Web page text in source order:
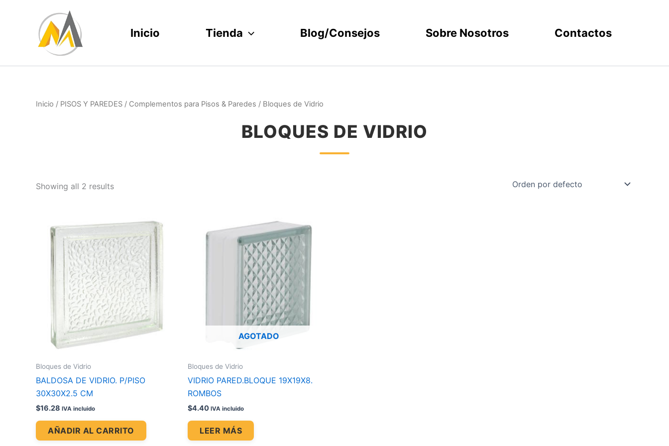
Inicio Tienda Blog/Consejos Sobre Nosotros Contactos
Inicio / PISOS Y PAREDES / Complementos para Pisos & Paredes / Bloques de Vidrio
BLOQUES DE VIDRIO
Showing all 2 results
Bloques de Vidrio
BALDOSA DE VIDRIO. P/PISO
30X30X2.5 CM
$16.28 IVA incluido
AÑADIR AL CARRITO
AGOTADO
Bloques de Vidrio
VIDRIO PARED.BLOQUE 19X19X8.
ROMBOS
$4.40 IVA incluido
LEER MÁS